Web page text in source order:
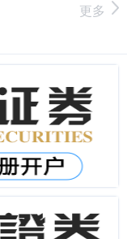
更多